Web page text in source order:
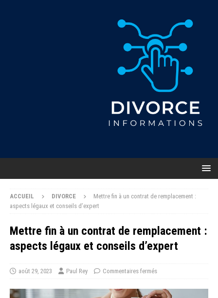
ACCUEIL DIVORCE
Mettre fin à un contrat de remplacement :
aspects légaux et conseils d’expert
Mettre fin à un contrat de remplacement :
aspects légaux et conseils d’expert
août 29, 2023 Paul Rey Commentaires fermés